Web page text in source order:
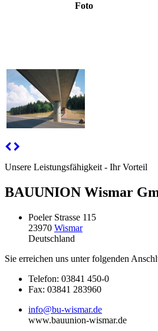
Foto
Unsere Leistungsfähigkeit - Ihr Vorteil
BAUUNION Wismar
Poeler Strasse 115
23970 Wismar
Deutschland
Sie erreichen uns unter folgenden
Telefon: 03841 450-0
Fax: 03841 283960
info@bu-wismar.de
www.bauunion-wismar.de